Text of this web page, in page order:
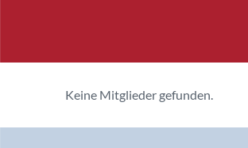
Keine Mitglieder gefunden.